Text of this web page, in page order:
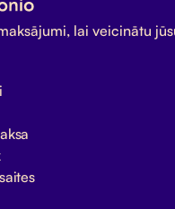
lai veicinātu